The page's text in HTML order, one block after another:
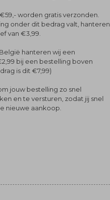
worden gratis verzonden.
onder dit bedrag valt, hanteren
van €3,99.
hanteren wij een
bij een bestelling boven
is dit €7,99)
jouw bestelling zo snel
en te versturen, zodat jij snel
nieuwe aankoop.